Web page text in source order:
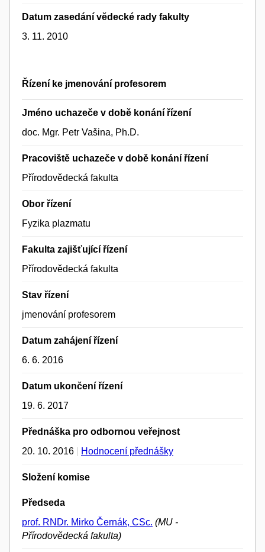
Datum zasedání vědecké rady fakulty
3. 11. 2010
Řízení ke jmenování profesorem
Jméno uchazeče v době konání řízení
doc. Mgr. Petr Vašina, Ph.D.
Pracoviště uchazeče v době konání řízení
Přírodovědecká fakulta
Obor řízení
Fyzika plazmatu
Fakulta zajišťující řízení
Přírodovědecká fakulta
Stav řízení
jmenování profesorem
Datum zahájení řízení
6. 6. 2016
Datum ukončení řízení
19. 6. 2017
Přednáška pro odbornou veřejnost
20. 10. 2016
Hodnocení přednášky
Složení komise
Předseda
prof. RNDr. Mirko Černák, CSc. (MU -
Přírodovědecká fakulta)